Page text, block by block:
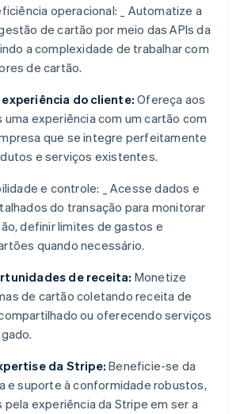
operacional: _
Automatize a
de cartão por meio das APIs da
a complexidade de trabalhar com
de cartão.
do cliente: Ofereça aos
experiência com um cartão com
que se integre perfeitamente
e serviços existentes.
e controle: _
Acesse dados e
do transação para monitorar
definir limites de gastos e
quando necessário.
de receita: Monetize
de cartão coletando receita de
ou oferecendo serviços
da Stripe: Beneficie-se da
e suporte à conformidade robustos,
pela experiência da Stripe em ser a